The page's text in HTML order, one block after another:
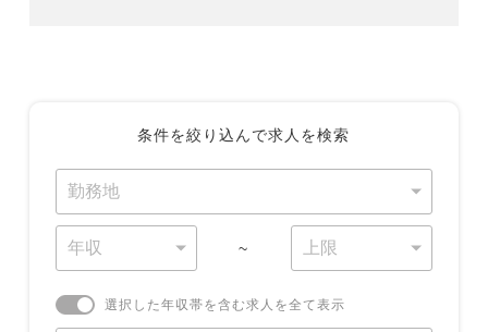
条件を絞り込んで求人を検索
~
選択した年収帯を含む求人を全て表示